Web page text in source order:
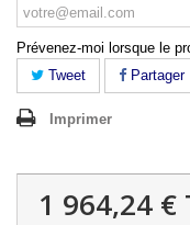
Prévenez-moi lorsque le
Tweet
Partager
Imprimer
1 964,24 €